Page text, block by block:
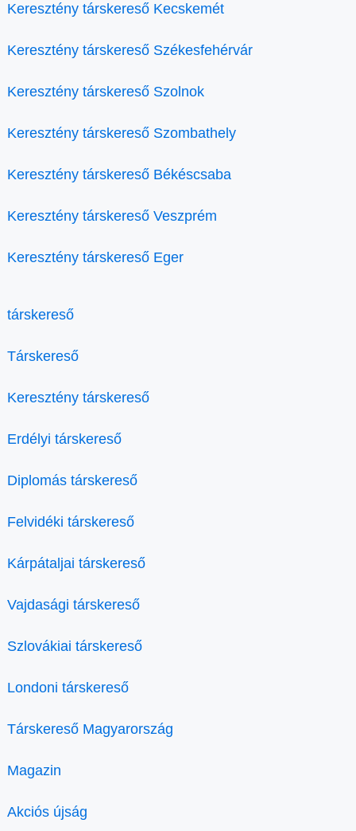
Keresztény társkereső Kecskemét
Keresztény társkereső Székesfehérvár
Keresztény társkereső Szolnok
Keresztény társkereső Szombathely
Keresztény társkereső Békéscsaba
Keresztény társkereső Veszprém
Keresztény társkereső Eger
társkereső
Társkereső
Keresztény társkereső
Erdélyi társkereső
Diplomás társkereső
Felvidéki társkereső
Kárpátaljai társkereső
Vajdasági társkereső
Szlovákiai társkereső
Londoni társkereső
Társkereső Magyarország
Magazin
Akciós újság